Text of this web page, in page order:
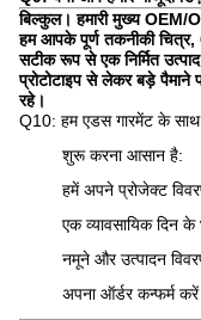
बिल्कुल। हमारी मुख्य OEM/
हम आपके पूर्ण तकनीकी
सटीक रूप से एक निर्मित
प्रोटोटाइप से लेकर बड़े पैमाने
रहे।
Q10: हम एडस गारमेंट के
शुरू करना आसान है:
हमें अपने प्रोजेक्ट
एक व्यावसायिक दिन
नमूने और उत्पादन
अपना ऑर्डर कन्फर्म करें